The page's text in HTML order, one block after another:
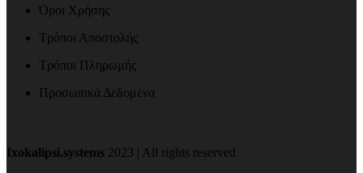
Όροι Χρήσης
Τρόποι Αποστολής
Τρόποι Πληρωμής
Προσωπικά Δεδομένα
Ixokalipsi.systems 2023 | All rights reserved